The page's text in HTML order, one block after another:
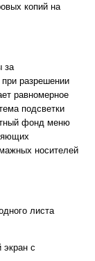
копий на
за
разрешении
равномерное
подсветки
фонд меню
носителей
листа
экран с